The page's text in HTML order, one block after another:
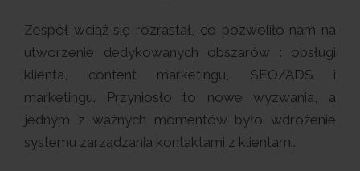
Zespół wciąż się rozrastał, co pozwoliło nam na
utworzenie dedykowanych obszarów : obsługi
klienta, content marketingu, SEO/ADS i
marketingu. Przyniosło to nowe wyzwania, a
jednym z ważnych momentów było wdrożenie
systemu zarządzania kontaktami z klientami.